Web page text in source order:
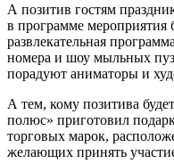
А позитив гостям
в программе мероприятия
развлекательная
номера и шоу мыльных
порадуют аниматоры и
А тем, кому позитива
полюс» приготовил
торговых марок,
желающих принять